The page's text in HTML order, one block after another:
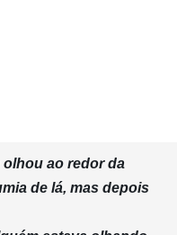
olhou ao redor da
de lá, mas depois